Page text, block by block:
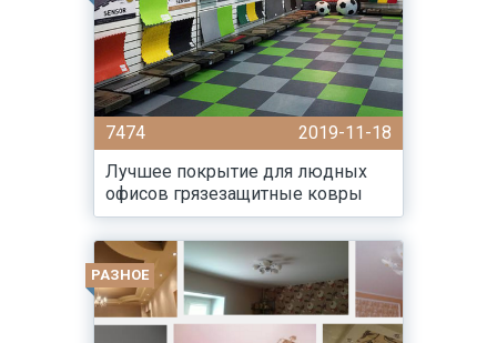
7474
2019-11-18
Лучшее покрытие для людных
офисов грязезащитные ковры
РАЗНОЕ